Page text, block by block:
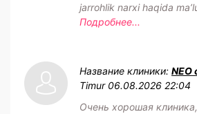
jarrohlik narxi haqida
Подробнее...
Название клиники: NEO
Timur 06.08.2026 22:04
Очень хорошая